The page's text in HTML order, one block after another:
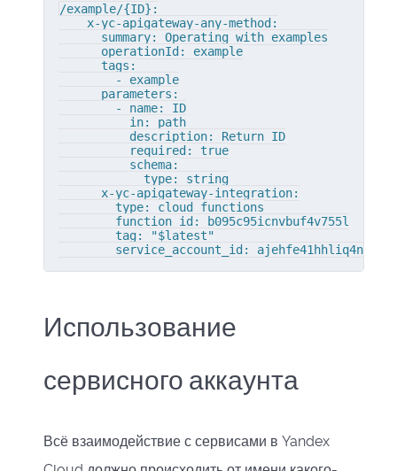
/example/{ID}:
    x-yc-apigateway-any-method:
      summary: Operating with examples
      operationId: example
      tags:
        - example
      parameters:
        - name: ID
          in: path
          description: Return ID
          required: true
          schema:
            type: string
      x-yc-apigateway-integration:
        type: cloud_functions
        function_id: b095c95icnvbuf4v755l
        tag: "$latest"
service_account_id:
Использование
сервисного аккаунта
Всё взаимодействие с сервисами в Yandex